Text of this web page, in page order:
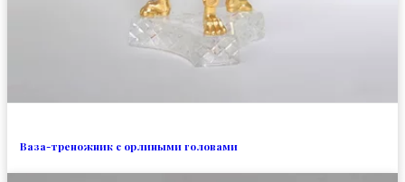
Ваза-треножник с орлиными головами